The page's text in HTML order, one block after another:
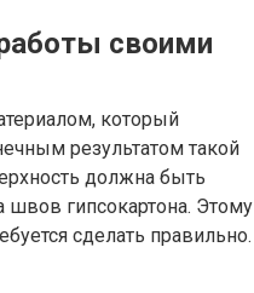
своими
который
результатом такой
должна быть
швов гипсокартона. Этому
сделать правильно.